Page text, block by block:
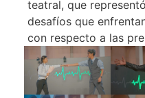
teatral, que
desafíos que
con respecto a las